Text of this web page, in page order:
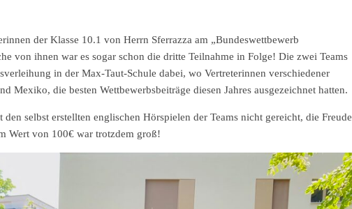
der Klasse 10.1 von Herrn Sferrazza am „Bundeswettbewerb
von ihnen war es sogar schon die dritte Teilnahme in Folge! Die zwei Teams
in der Max-Taut-Schule dabei, wo Vertreterinnen verschiedener
Mexiko, die besten Wettbewerbsbeiträge diesen Jahres ausgezeichnet hatten.
selbst erstellten englischen Hörspielen der Teams nicht gereicht, die Freude
Wert von 100€ war trotzdem groß!